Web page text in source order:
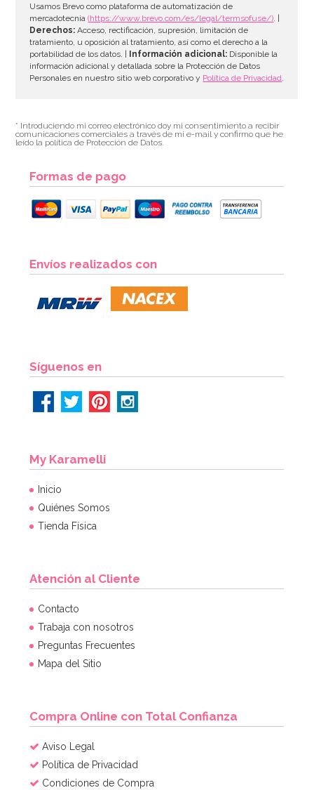
Usamos Brevo como plataforma de automatización de
mercadotecnia(https://www.brevo.com/es/legal/termsofuse/) . |
Derechos: Acceso, rectificación, supresión, limitación de
tratamiento, u oposición al tratamiento, así como el derecho a la
portabilidad de los datos. | Información adicional: Disponible la
información adicional y detallada sobre la Protección de Datos
Personales en nuestro sitio web corporativo y Política de Privacidad
* Introduciendo mi correo electrónico doy mi consentimiento a recibir
comunicaciones comerciales a través de mi e-mail y confirmo que he
leído la política de Protección de Datos.
Formas de pago
Envíos realizados con
Síguenos en
My Karamelli
Inicio
Quiénes Somos
Tienda Física
Atención al Cliente
Contacto
Trabaja con nosotros
Preguntas Frecuentes
Mapa del Sitio
Compra Online con Total Confianza
Aviso Legal
Política de Privacidad
Condiciones de Compra